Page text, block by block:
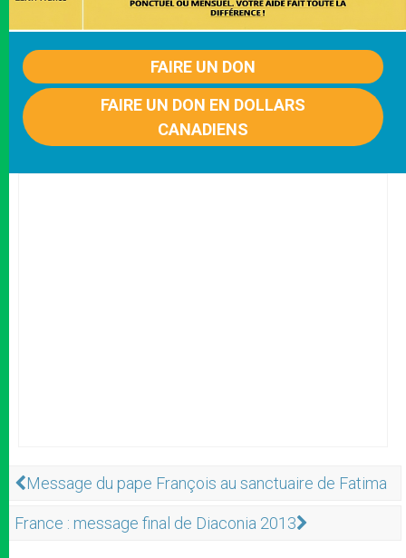
FAIRE UN DON
FAIRE UN DON EN DOLLARS
CANADIENS
Message du pape François au sanctuaire de Fatima
France : message final de Diaconia 2013